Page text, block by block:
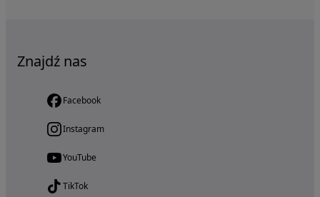
Znajdź nas
Facebook
Instagram
YouTube
TikTok